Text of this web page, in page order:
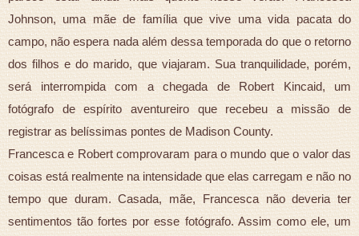
Johnson, uma mãe de família que vive uma vida pacata do
campo, não espera nada além dessa temporada do que o retorno
dos filhos e do marido, que viajaram. Sua tranquilidade, porém,
será interrompida com a chegada de Robert Kincaid, um
fotógrafo de espírito aventureiro que recebeu a missão de
registrar as belíssimas pontes de Madison County.
Francesca e Robert comprovaram para o mundo que o valor das
coisas está realmente na intensidade que elas carregam e não no
tempo que duram. Casada, mãe, Francesca não deveria ter
sentimentos tão fortes por esse fotógrafo. Assim como ele, um